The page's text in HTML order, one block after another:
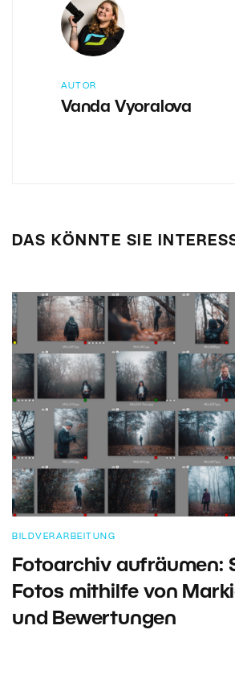
AUTOR
Vanda Vyoralova
DAS KÖNNTE SIE
BILDVERARBEITUNG
Fotoarchiv aufräumen:
Fotos mithilfe von
und Bewertungen